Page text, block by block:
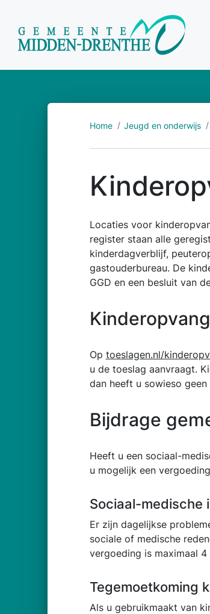
Home Jeugd en onderwijs
Locaties voor
register staan alle
kinderdagverblijf,
gastouderbureau. De
GGD en een besluit van
Op toeslagen.nl/
u de toeslag aanvraagt.
dan heeft u sowieso
Bijdrage
Heeft u een sociaal-
u mogelijk een
Sociaal-medische
Er zijn dagelijkse
sociale of medische
vergoeding is maximaal
Tegemoetkoming
Als u gebruikmaakt van